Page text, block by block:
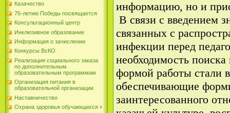
Казачество
75-летию Победы посвящается
Консультационный центр
Инклюзивное образование
Информация о зачислении
Конкурсы ВсКО
Реализация социального заказа
по дополнительным
образовательным программам
Организация питания в
образовательной организации
Наставничество
Охрана здоровья обучающихся
информацию, но и
В связи с введением
связанных с
инфекции перед
необходимость
формой работы стали
обеспечивающие
заинтересованного